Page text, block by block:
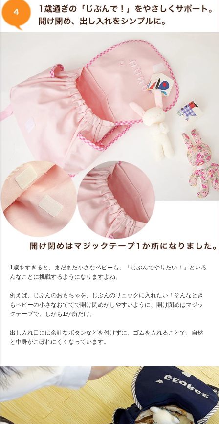
1歳をすぎると、まだまだ小さなベビーも、「じぶんでやりたい！」といろ
んなことに挑戦するようになりますよね。
例えば、じぶんのおもちゃを、じぶんのリュックに入れたい！そんなとき
もベビーの小さなおててで開け閉めがしやすいように、開け閉めはマジッ
クテープで、しかも1か所だけ。
出し入れ口には余計なボタンなどを付けずに、ゴムを入れることで、自然
と中身がこぼれにくくなっています。